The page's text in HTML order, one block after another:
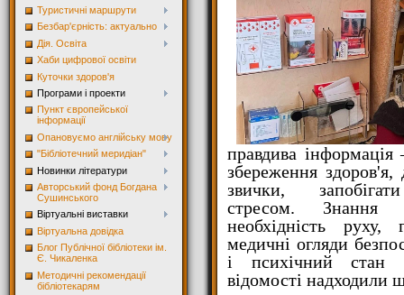
Туристичні маршрути
Безбар'єрність: актуально
Дія. Освіта
Хаби цифрової освіти
Куточки здоров'я
Програми і проекти
Пункт європейської
інформації
Опановуємо англійську мову
"Бібліотечний меридіан"
Новинки літератури
Авторський фонд Богдана
Сушинського
Віртуальні виставки
Віртуальна довідка
Блог Публічної бібліотеки ім.
Є. Чикаленка
Методичні рекомендації
бібліотекарям
правдива
збереження
звички,
стресом. Знання
необхідність руху,
медичні огляди
і психічний стан
відомості надходили